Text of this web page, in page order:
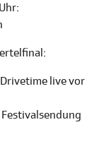
live vor